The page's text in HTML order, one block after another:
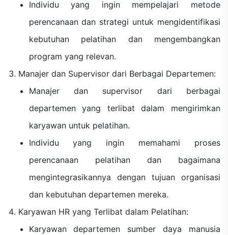
Individu yang ingin mempelajari metode
perencanaan dan strategi untuk mengidentifikasi
kebutuhan pelatihan dan mengembangkan
program yang relevan.
Manajer dan Supervisor dari Berbagai Departemen:
Manajer dan supervisor dari berbagai
departemen yang terlibat dalam mengirimkan
karyawan untuk pelatihan.
Individu yang ingin memahami proses
perencanaan pelatihan dan bagaimana
mengintegrasikannya dengan tujuan organisasi
dan kebutuhan departemen mereka.
Karyawan HR yang Terlibat dalam Pelatihan:
Karyawan departemen sumber daya manusia